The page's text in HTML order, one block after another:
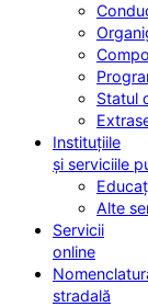
Statul
Instituțiile
și serviciile
Alte
Servicii
online
stradală